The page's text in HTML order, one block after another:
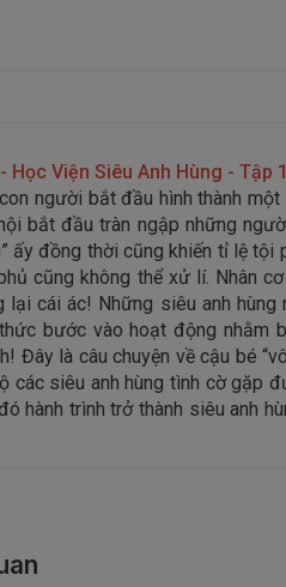
Học Viện Siêu Anh Hùng - Tập
người bắt đầu hình thành
bắt đầu tràn ngập những
ấy đồng thời cũng khiến tỉ lệ tội
cũng không thể xử lí. Nhân
lại cái ác! Những siêu anh hùng
bước vào hoạt động nhằm
Đây là câu chuyện về cậu bé
các siêu anh hùng tình cờ gặp
hành trình trở thành siêu anh